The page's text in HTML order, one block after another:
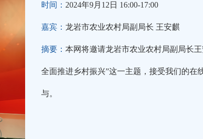
时间： 2024年9月12日 16:00-17:00
嘉宾： 龙岩市农业农村局副局长 王安麒
摘要： 本网将邀请龙岩市农业农村局副局长
全面推进乡村振兴”这一主题，接受我们的在
与。